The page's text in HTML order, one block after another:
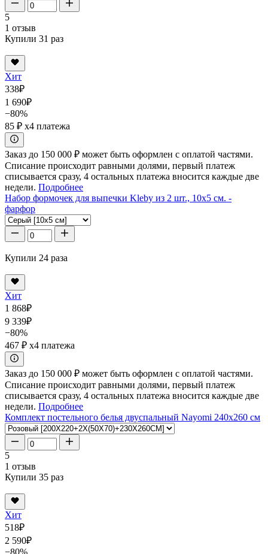
5
1 отзыв
Купили 31 раз
Хит
338₽
1 690₽
−80%
85 ₽ x4 платежа
Заказ до 150 000 ₽ может быть оформлен с оплатой частями.
Списание происходит равными долями, первый платеж
списывается сразу, 4 остальных платежа вносится каждые две
недели. Подробнее
Набор формочек для выпечки Kleby из 2 шт., 10x5 см. -
фарфор
Купили 24 раза
Хит
1 868₽
9 339₽
−80%
467 ₽ x4 платежа
Заказ до 150 000 ₽ может быть оформлен с оплатой частями.
Списание происходит равными долями, первый платеж
списывается сразу, 4 остальных платежа вносится каждые две
недели. Подробнее
Комплект постельного белья двуспальный Nayomi 240x260 см
5
1 отзыв
Купили 35 раз
Хит
518₽
2 590₽